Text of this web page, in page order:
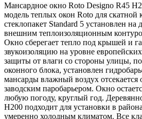
Мансардное окно Roto Designo R45
модель теплых окон Roto для
стеклопакет Standard 5 установлен на
внешним теплоизоляционным
Окно сберегает тепло под крышей и
звукоизоляцию на уровне
защиты от влаги со стороны улицы,
оконного блока, установлен
мансарды влажный воздух отсекается
заводским паробарьером. Окно
любую погоду, круглый год.
H200 подходит для установки в
умеренно холодным климатом. Все